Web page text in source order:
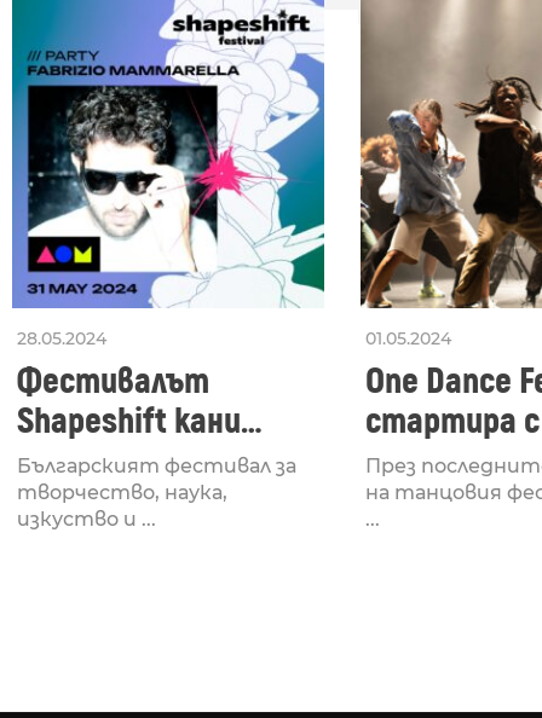
28.05.2024
Фестивалът
Shapeshift кани
Fabrizio Mammarella
за откриването си
Българският фестивал за
творчество, наука,
изкуство и ...
01.05.2024
One Dance
стартира
Lucid,
рейв
През
на танцовия
...